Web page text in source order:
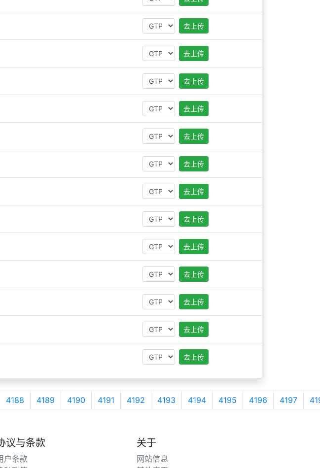
去上传
去上传
去上传
去上传
去上传
去上传
去上传
去上传
去上传
去上传
去上传
去上传
去上传
4188 4189 4190 4191 4192 4193 4194 4195 4196 4197
议与条款
户条款
关于
网站信息